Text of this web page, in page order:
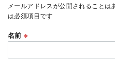
メールアドレスが公開されることは
は必須項目です
名前※